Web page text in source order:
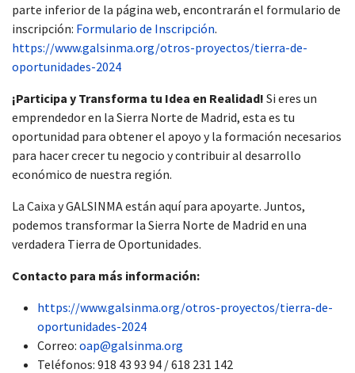
parte inferior de la página web, encontrarán el formulario de
inscripción: Formulario de Inscripción.
https://www.galsinma.org/otros-proyectos/tierra-de-
oportunidades-2024
¡Participa y Transforma tu Idea en Realidad! Si eres un
emprendedor en la Sierra Norte de Madrid, esta es tu
oportunidad para obtener el apoyo y la formación necesarios
para hacer crecer tu negocio y contribuir al desarrollo
económico de nuestra región.
La Caixa y GALSINMA están aquí para apoyarte. Juntos,
podemos transformar la Sierra Norte de Madrid en una
verdadera Tierra de Oportunidades.
Contacto para más información:
https://www.galsinma.org/otros-proyectos/tierra-de-
oportunidades-2024
Correo: oap@galsinma.org
Teléfonos: 918 43 93 94 / 618 231 142